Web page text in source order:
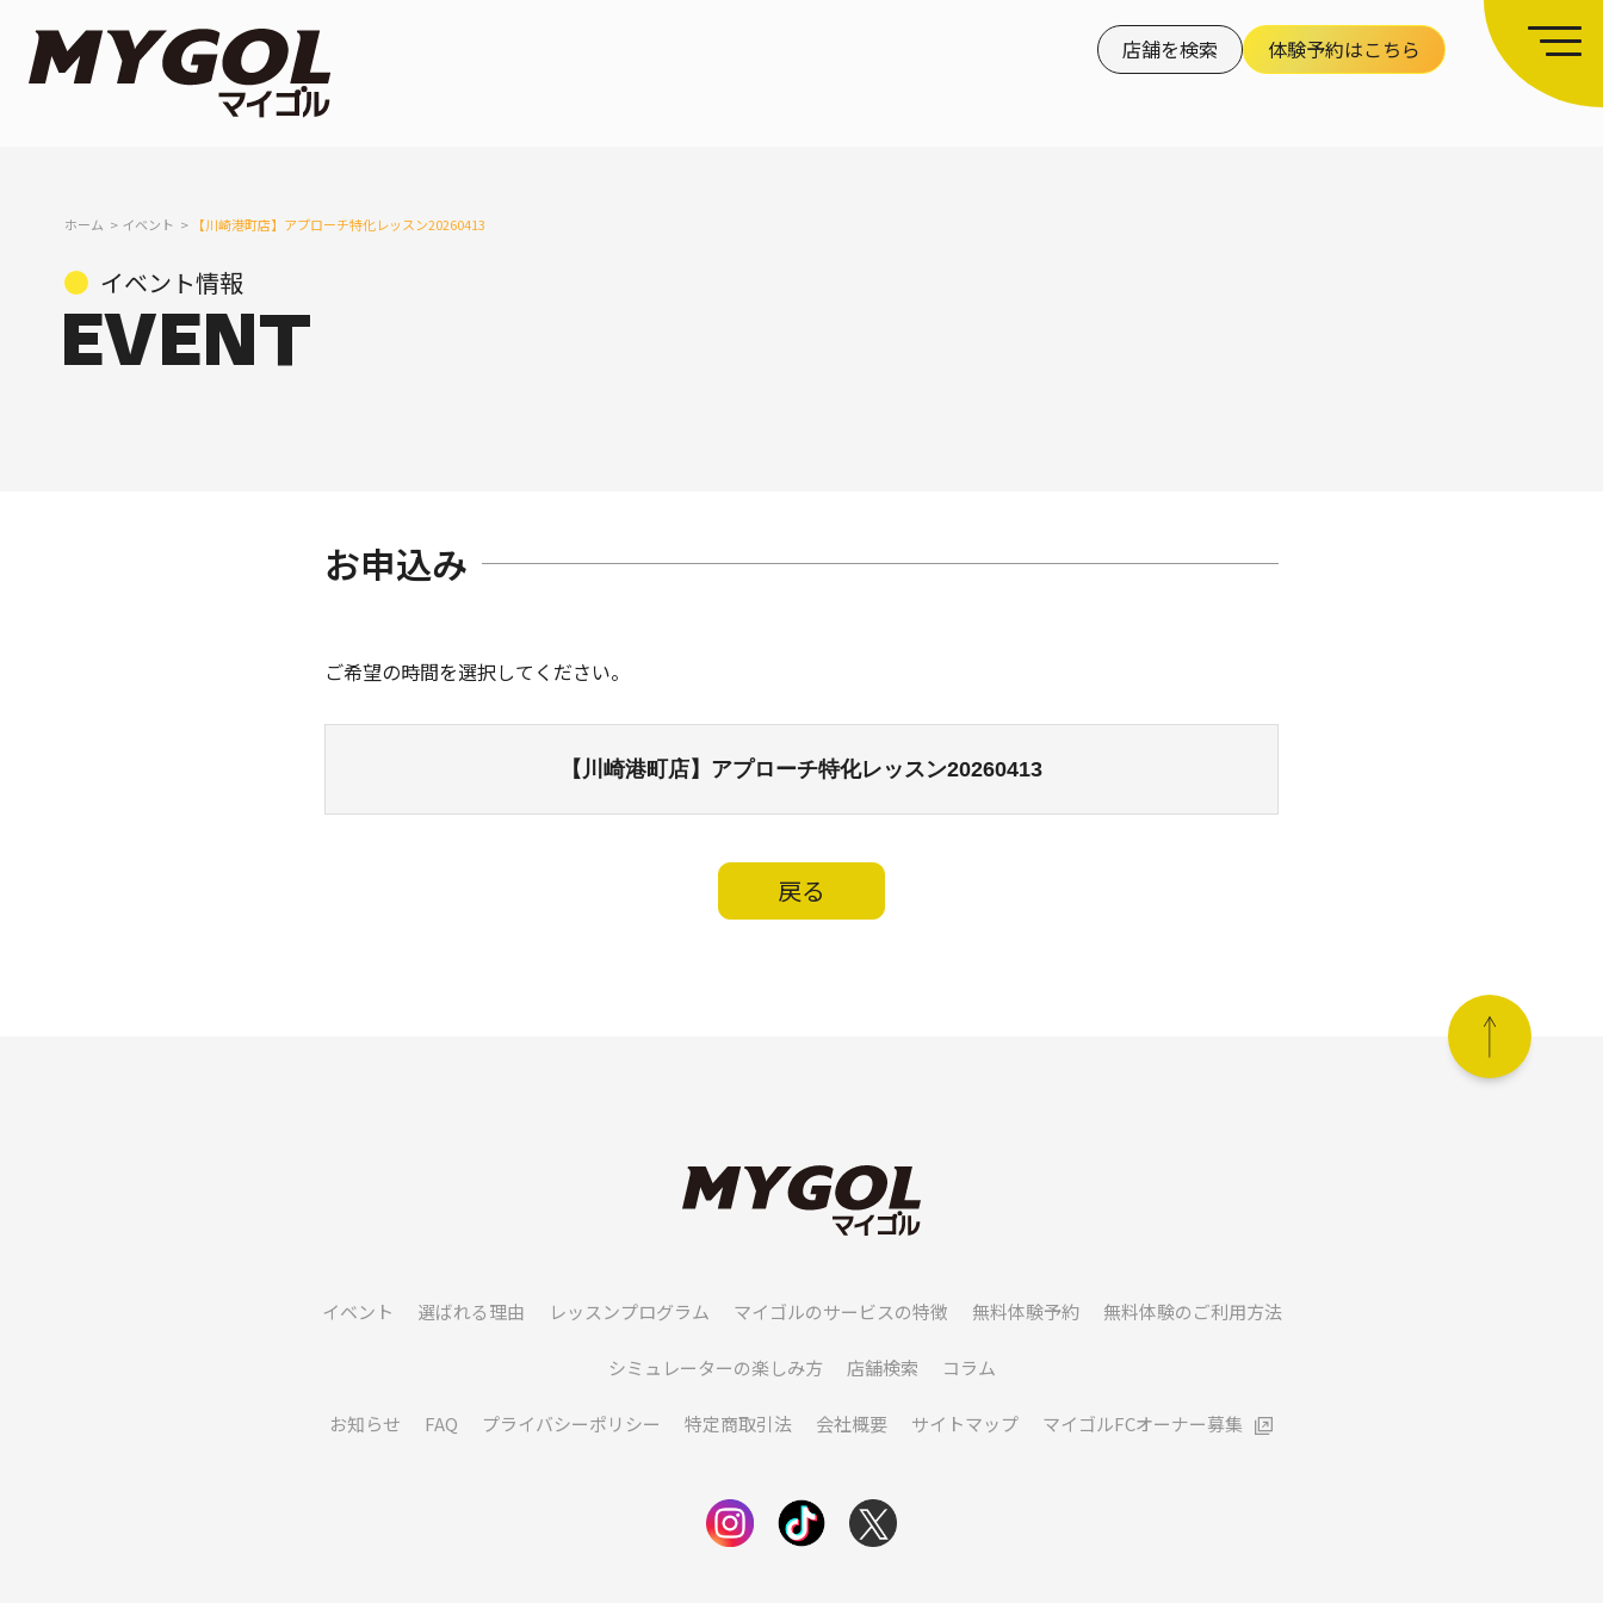
店舗を検索 体験予約はこちら
ホーム イベント 【川崎港町店】アプローチ特化レッスン20260413
イベント情報
お申込み
ご希望の時間を選択してください。
【川崎港町店】アプローチ特化レッスン20260413
戻る
イベント 選ばれる理由 レッスンプログラム マイゴルのサービスの特徴 無料体験予約 無料体験のご利用方法
シミュレーターの楽しみ方 店舗検索 コラム
お知らせ FAQ プライバシーポリシー 特定商取引法 会社概要 サイトマップ マイゴルFCオーナー募集